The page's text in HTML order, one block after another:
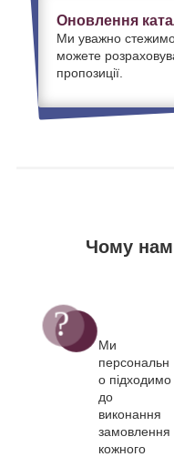
Оновлення
Ми уважно
можете
пропозиції.
Чому
Ми
персональн
о підходимо
до
виконання
замовлення
кожного